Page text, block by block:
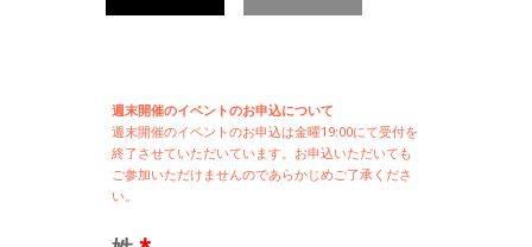
週末開催のイベントのお申込について
週末開催のイベントのお申込は金曜19:00にて受付を
終了させていただいています。お申込いただいても
ご参加いただけませんのであらかじめご了承くださ
い。